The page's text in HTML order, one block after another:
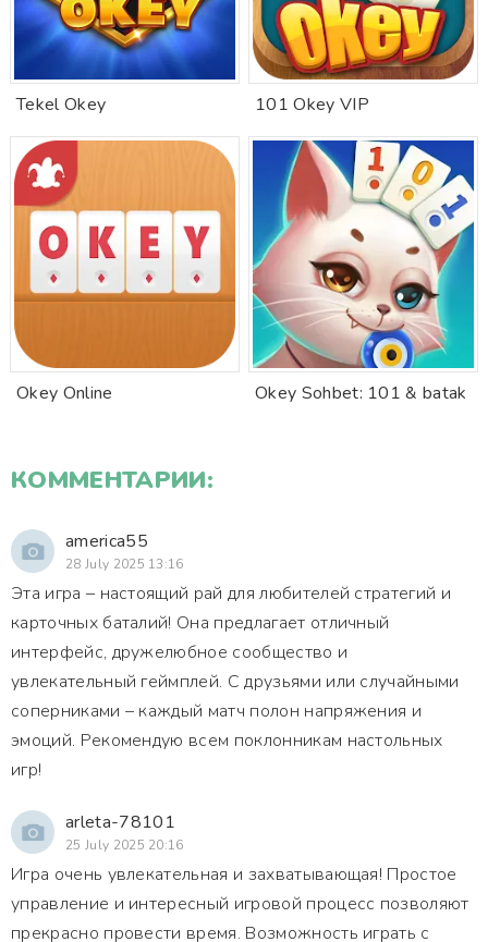
Tekel Okey 101 Okey VIP
Okey Online Okey Sohbet: 101 & batak
КОММЕНТАРИИ:
america55
28 July 2025 13:16
Эта игра – настоящий рай для любителей стратегий и
карточных баталий! Она предлагает отличный
интерфейс, дружелюбное сообщество и
увлекательный геймплей. С друзьями или случайными
соперниками – каждый матч полон напряжения и
эмоций. Рекомендую всем поклонникам настольных
игр!
arleta-78101
25 July 2025 20:16
Игра очень увлекательная и захватывающая! Простое
управление и интересный игровой процесс позволяют
прекрасно провести время. Возможность играть с